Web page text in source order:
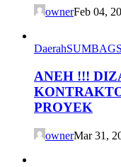
ownerFeb 04,
Daerah
ANEH !!!
PROYEK
ownerMar 31,